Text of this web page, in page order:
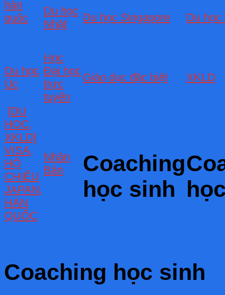
hàn
quốc
Du học
Nhật
Du học Singapore Du học
Du học
Úc
Học
Đại học
trực
tuyến
Giáo dục đặc biệt XKLD
[DU
HOC,
XKLD]
VISA,
HỘ
CHIẾU
JAPAN,
HÀN
QUỐC
Nhân
Bản
Coaching
học sinh
Coaching học sinh